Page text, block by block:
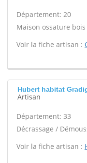
Département: 20
Maison ossature bois
Voir la fiche artisan :
Hubert habitat
Artisan
Département: 33
Décrassage /
Voir la fiche artisan :